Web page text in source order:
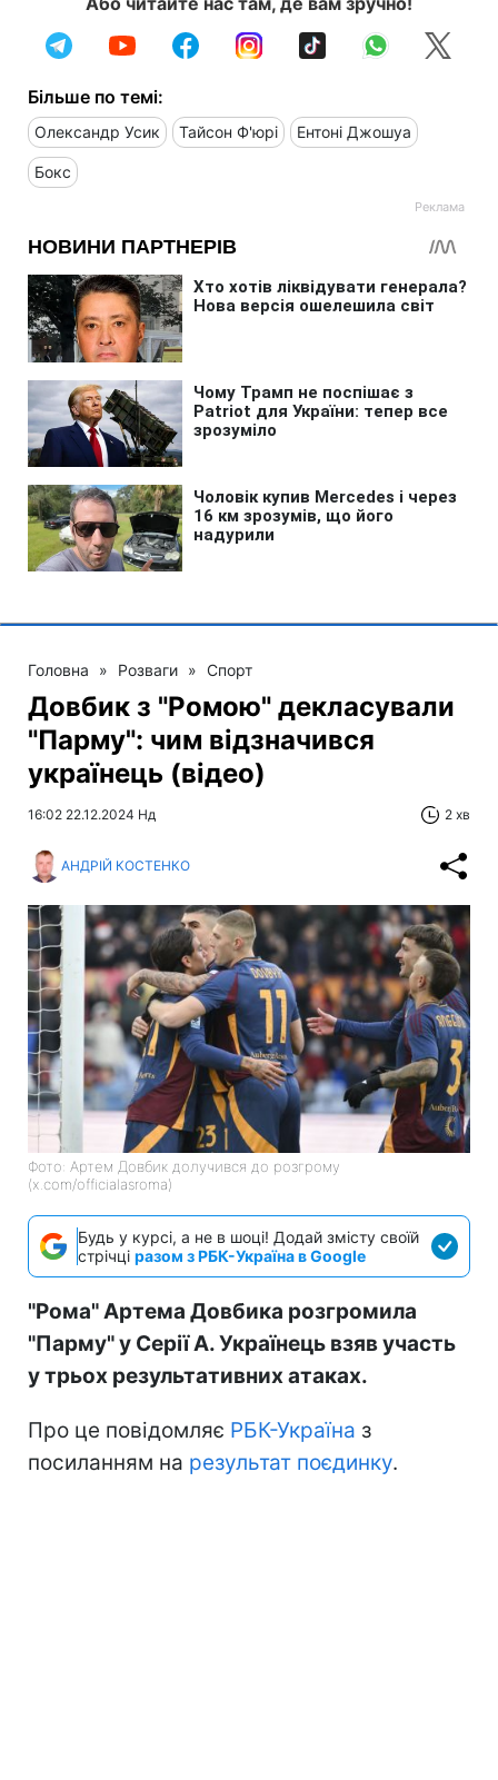
Більше по темі:
Олександр Усик Тайсон Ф'юрі Ентоні Джошуа
Бокс
Головна » Розваги » Спорт
Довбик з "Ромою" декласували
"Парму": чим відзначився
українець (відео)
16:02 22.12.2024 Нд 2 хв
АНДРІЙ КОСТЕНКО
Фото: Артем Довбик долучився до розгрому
(x.com/officialasroma)
Будь у курсі, а не в шоці! Додай змісту своїй
стрічці разом з РБК-Україна в Google
"Рома" Артема Довбика розгромила
"Парму" у Серії А. Українець взяв участь
у трьох результативних атаках.
Про це повідомляє РБК-Україна з
посиланням на результат поєдинку.